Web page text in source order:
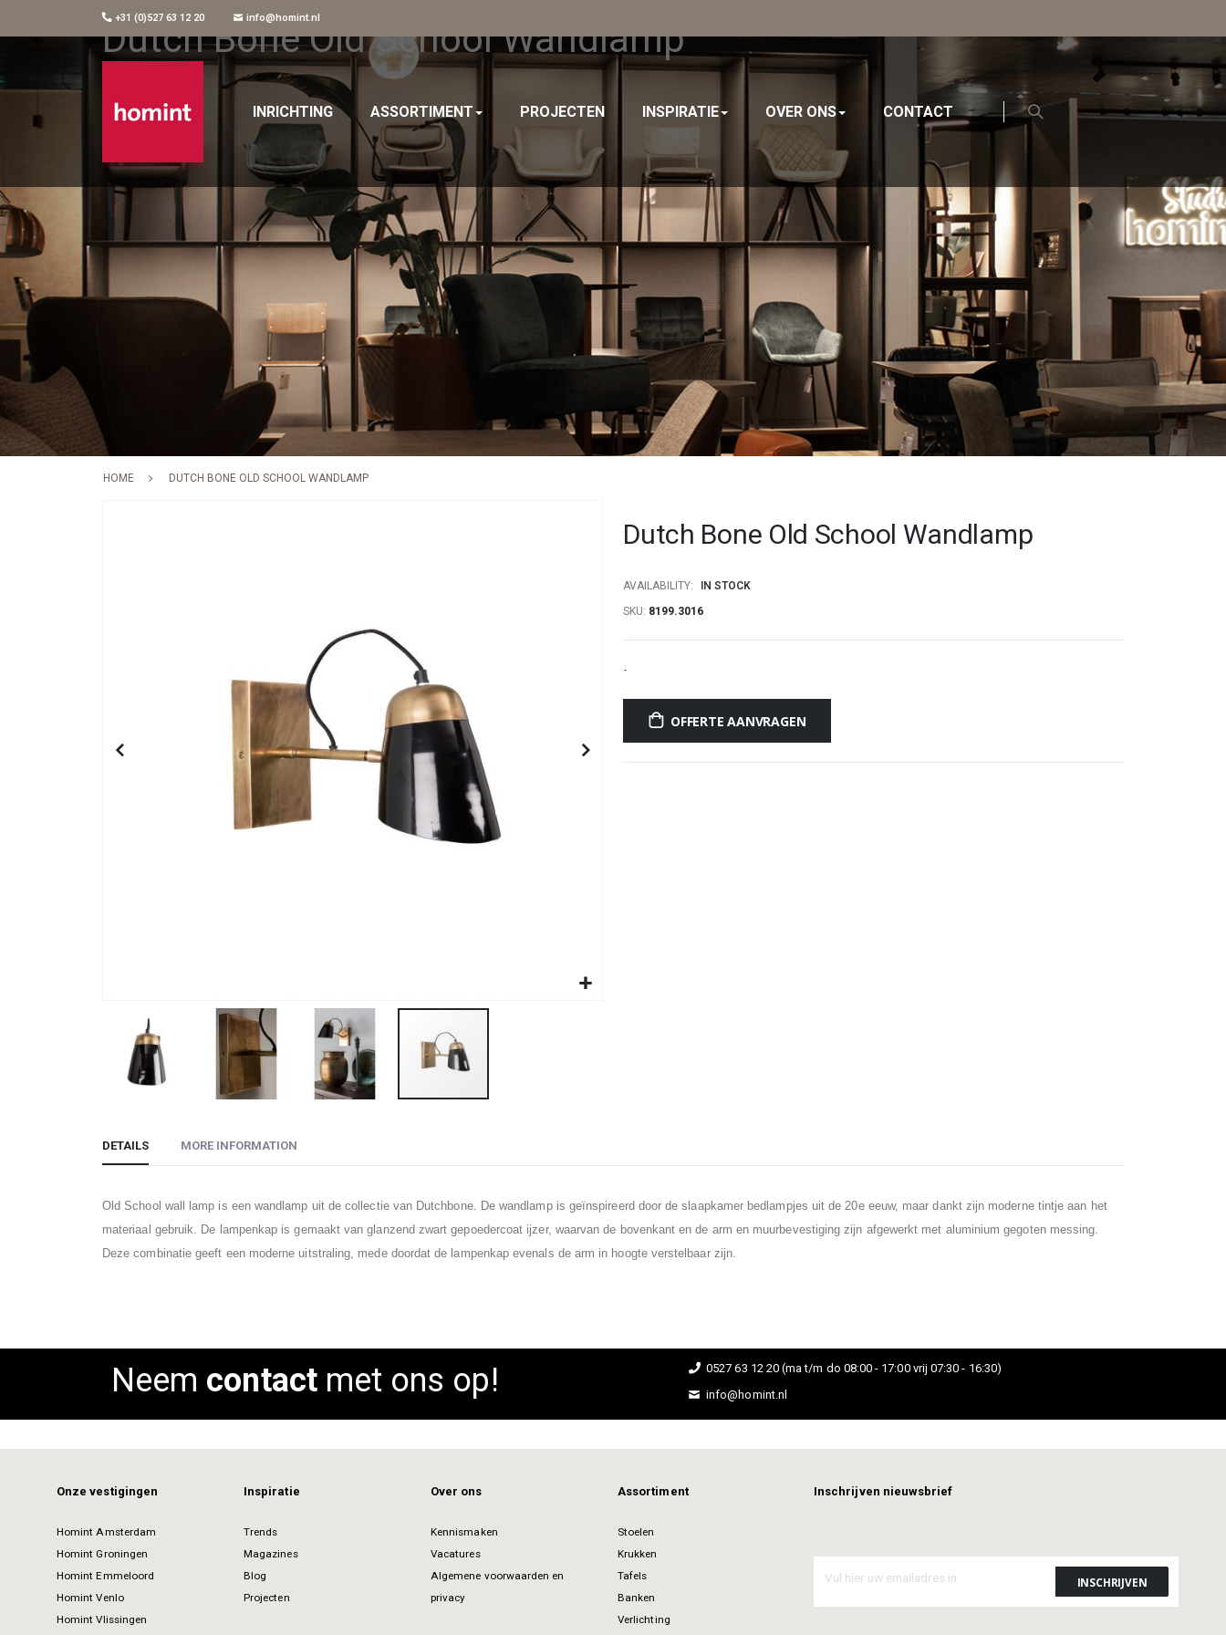
+31 (0)527 63 12 20 info@homint.nl
INRICHTING ASSORTIMENT PROJECTEN INSPIRATIE OVER ONS CONTACT
Dutch Bone Old School Wandlamp
HOME DUTCH BONE OLD SCHOOL WANDLAMP
the
Dutch Bone Old School Wandlamp
AVAILABILITY:
IN STOCK
SKU 8199.3016
-
OFFERTE AANVRAGEN
DETAILS
Old School wall lamp is een wandlamp uit de collectie van Dutchbone. De wandlamp is geïnspireerd door de slaapkamer bedlampjes uit de 20e eeuw, maar dankt zijn moderne tintje aan het
materiaal gebruik. De lampenkap is gemaakt van glanzend zwart gepoedercoat ijzer, waarvan de bovenkant en de arm en muurbevestiging zijn afgewerkt met aluminium gegoten messing.
Deze combinatie geeft een moderne uitstraling, mede doordat de lampenkap evenals de arm in hoogte verstelbaar zijn.
MORE INFORMATION
Neem contactmet ons op!
0527 63 12 20 (ma t/m do 08:00 - 17:00 vrij 07:30 - 16:30)
info@homint.nl
Onze vestigingen
Homint Amsterdam
Homint Groningen
Homint Emmeloord
Homint Venlo
Homint Vlissingen
Inspiratie
Trends
Magazines
Blog
Projecten
Over ons
Kennismaken
Vacatures
Algemene voorwaarden en
privacy
Assortiment
Stoelen
Krukken
Tafels
Banken
Verlichting
Inschrijven nieuwsbrief